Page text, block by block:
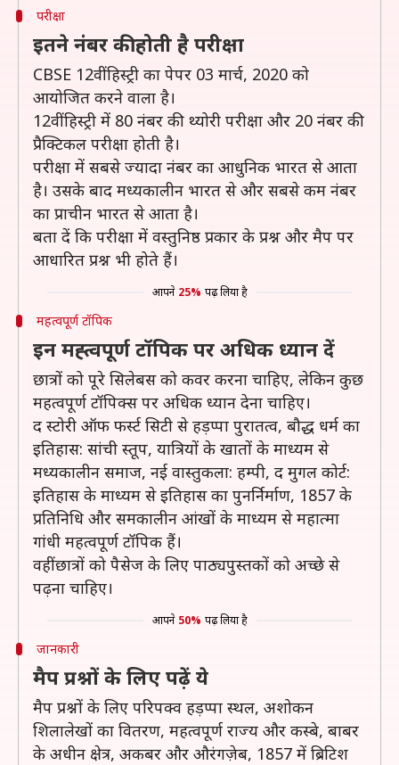
परीक्षा
इतने नंबर की होती है परीक्षा
CBSE 12वीं हिस्ट्री का पेपर 03 मार्च, 2020 को
आयोजित करने वाला है।
12वीं हिस्ट्री में 80 नंबर की थ्योरी परीक्षा और 20 नंबर की
प्रैक्टिकल परीक्षा होती है।
परीक्षा में सबसे ज्यादा नंबर का आधुनिक भारत से आता
है। उसके बाद मध्यकालीन भारत से और सबसे कम नंबर
का प्राचीन भारत से आता है।
बता दें कि परीक्षा में वस्तुनिष्ठ प्रकार के प्रश्न और मैप पर
आधारित प्रश्न भी होते हैं।
आपने 25% पढ़ लिया है
महत्वपूर्ण टॉपिक
इन मह्त्वपूर्ण टॉपिक पर अधिक ध्यान दें
छात्रों को पूरे सिलेबस को कवर करना चाहिए, लेकिन कुछ
महत्वपूर्ण टॉपिक्स पर अधिक ध्यान देना चाहिए।
द स्टोरी ऑफ फर्स्ट सिटी से हड़प्पा पुरातत्व, बौद्ध धर्म का
इतिहास: सांची स्तूप, यात्रियों के खातों के माध्यम से
मध्यकालीन समाज, नई वास्तुकला: हम्पी, द मुगल कोर्ट:
इतिहास के माध्यम से इतिहास का पुनर्निर्माण, 1857 के
प्रतिनिधि और समकालीन आंखों के माध्यम से महात्मा
गांधी महत्वपूर्ण टॉपिक हैं।
वहीं छात्रों को पैसेज के लिए पाठ्यपुस्तकों को अच्छे से
पढ़ना चाहिए।
आपने 50% पढ़ लिया है
जानकारी
मैप प्रश्नों के लिए पढ़ें ये
मैप प्रश्नों के लिए परिपक्व हड़प्पा स्थल, अशोकन
शिलालेखों का वितरण, महत्वपूर्ण राज्य और कस्बे, बाबर
के अधीन क्षेत्र, अकबर और औरंगज़ेब, 1857 में ब्रिटिश